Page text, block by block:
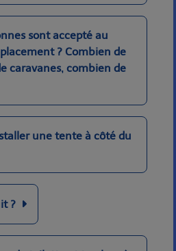
sont accepté au
? Combien de
caravanes, combien de
une tente à côté du
?